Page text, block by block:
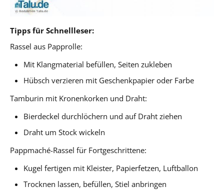
Tipps für Schnellleser:
Rassel aus Papprolle:
Mit Klangmaterial befüllen, Seiten zukleben
Hübsch verzieren mit Geschenkpapier oder Farbe
Tamburin mit Kronenkorken und Draht:
Bierdeckel durchlöchern und auf Draht ziehen
Draht um Stock wickeln
Pappmaché-Rassel für Fortgeschrittene:
Kugel fertigen mit Kleister, Papierfetzen, Luftballon
Trocknen lassen, befüllen, Stiel anbringen